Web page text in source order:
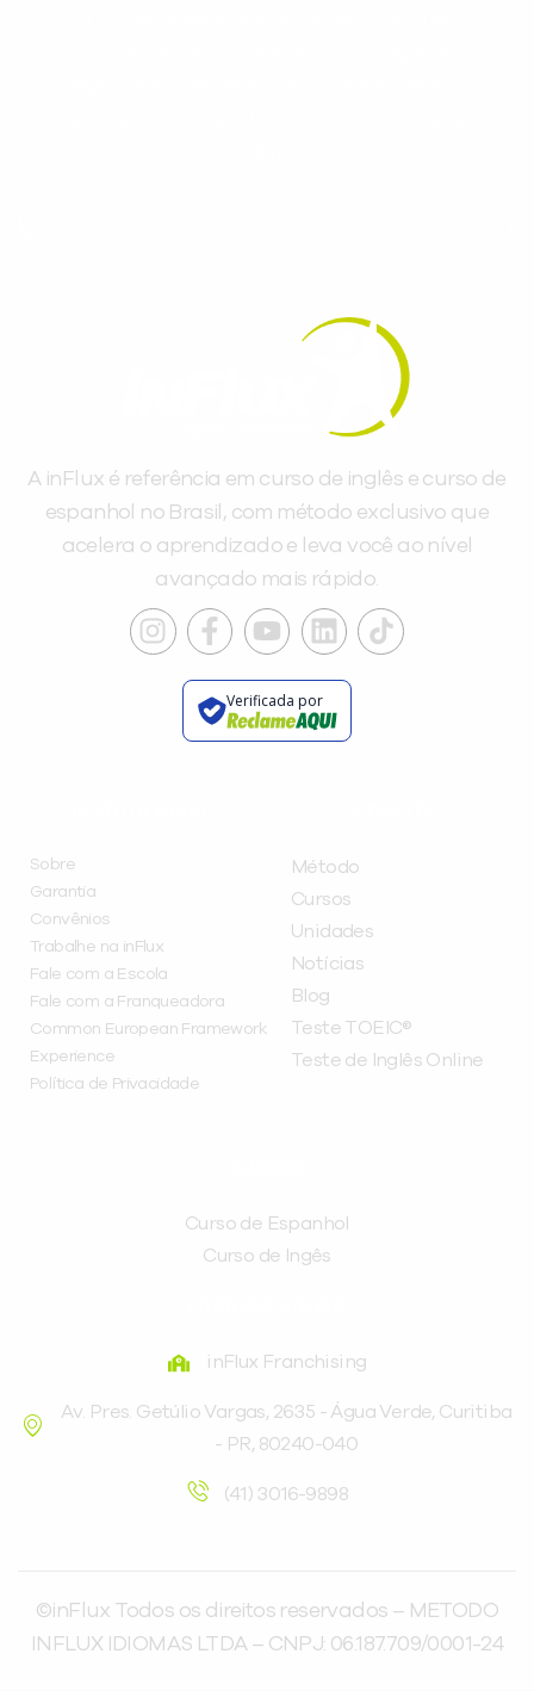
A inFlux é referência em curso de inglês e curso de
espanhol no Brasil, com método exclusivo que
acelera o aprendizado e leva você ao nível
avançado mais rápido.
Verificada por
Sobre
Garantia
Convênios
Trabalhe na inFlux
Fale com a Escola
Fale com a Franqueadora
Common European Framework
Experience
Política de Privacidade
Método
Cursos
Unidades
Notícias
Blog
Teste TOEIC®
Teste de Inglês Online
Curso de Espanhol
Curso de Ingês
inFlux Franchising
Av. Pres. Getúlio Vargas, 2635 - Água Verde, Curitiba
- PR, 80240-040
(41) 3016-9898
©inFlux Todos os direitos reservados – METODO
INFLUX IDIOMAS LTDA – CNPJ: 06.187.709/0001-24